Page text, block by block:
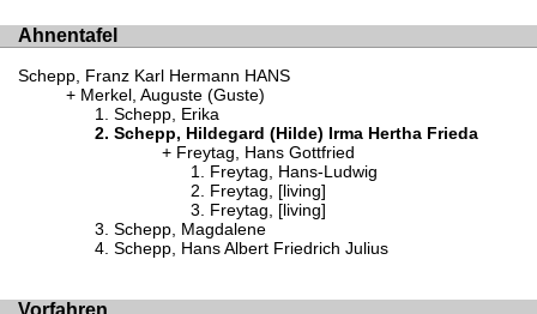
Ahnentafel
Schepp, Franz Karl Hermann HANS
Merkel, Auguste (Guste)
Schepp, Erika
Schepp, Hildegard (Hilde) Irma Hertha Frieda
Freytag, Hans Gottfried
Freytag, Hans-Ludwig
Freytag, [living]
Freytag, [living]
Schepp, Magdalene
Schepp, Hans Albert Friedrich Julius